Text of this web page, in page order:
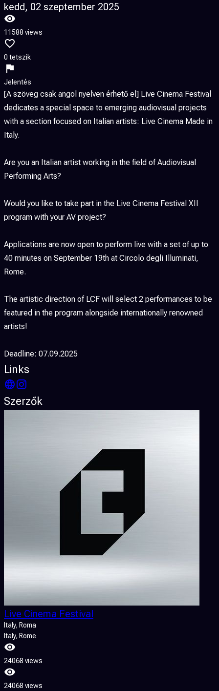
kedd, 02 szeptember 2025
11588 views
0 tetszik
Jelentés
[A szöveg csak angol nyelven érhető el] Live Cinema Festival
dedicates a special space to emerging audiovisual projects
with a section focused on Italian artists: Live Cinema Made in
Italy.
Are you an Italian artist working in the field of Audiovisual
Performing Arts?
Would you like to take part in the Live Cinema Festival XII
program with your AV project?
Applications are now open to perform live with a set of up to
40 minutes on September 19th at Circolo degli Illuminati,
Rome.
The artistic direction of LCF will select 2 performances to be
featured in the program alongside internationally renowned
artists!
Deadline: 07.09.2025
Links
Szerzők
Live Cinema Festival
Italy, Roma
Italy, Rome
24068 views
24068 views